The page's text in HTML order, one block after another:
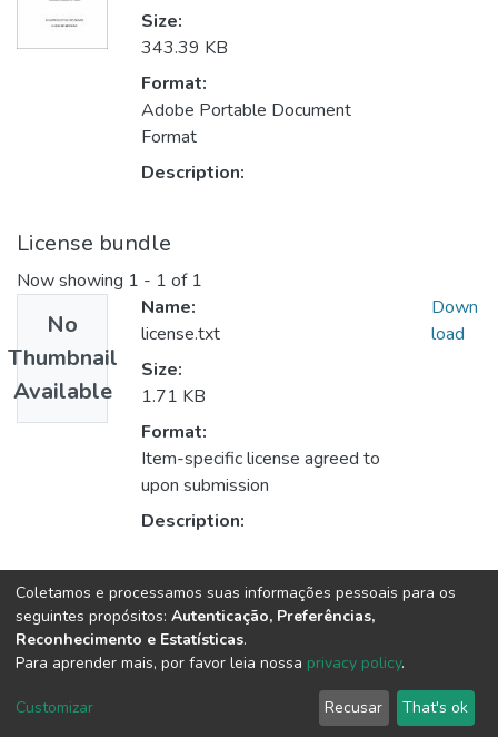
Size:
343.39 KB
Format:
Adobe Portable Document
Format
Description:
License bundle
Now showing 1 - 1 of 1
No
Thumbnail
Available
Name:
license.txt
Size:
1.71 KB
Format:
Item-specific license agreed to
upon submission
Description:
Down
load
Collections
Medicina
DSpace software copyright © 2002-2026 LYRASIS
Send Feedback
Coletamos e processamos suas informações pessoais para os
seguintes propósitos: Autenticação, Preferências,
Reconhecimento e Estatísticas.
Para aprender mais, por favor leia nossa privacy policy.
Customizar Recusar That's ok